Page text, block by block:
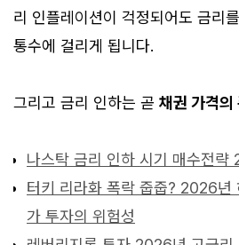
리 인플레이션이 걱정되어도 금리
통수에 걸리게 됩니다.
그리고 금리 인하는 곧 채권 가격의
나스탁 금리 인하 시기 매수전
터키 리라화 폭락 줍줍? 2026년
가 투자의 위험성